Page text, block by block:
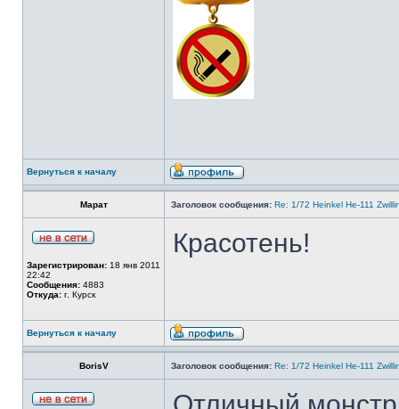
Вернуться к началу
Марат Заголовок сообщения: Re: 1/72 Heinkel He-111
Зарегистрирован: 18 янв 2011
22:42
Сообщения: 4883
Откуда: г. Курск
Красотень!
Вернуться к началу
BorisV Заголовок сообщения: Re: 1/72 Heinkel He-111